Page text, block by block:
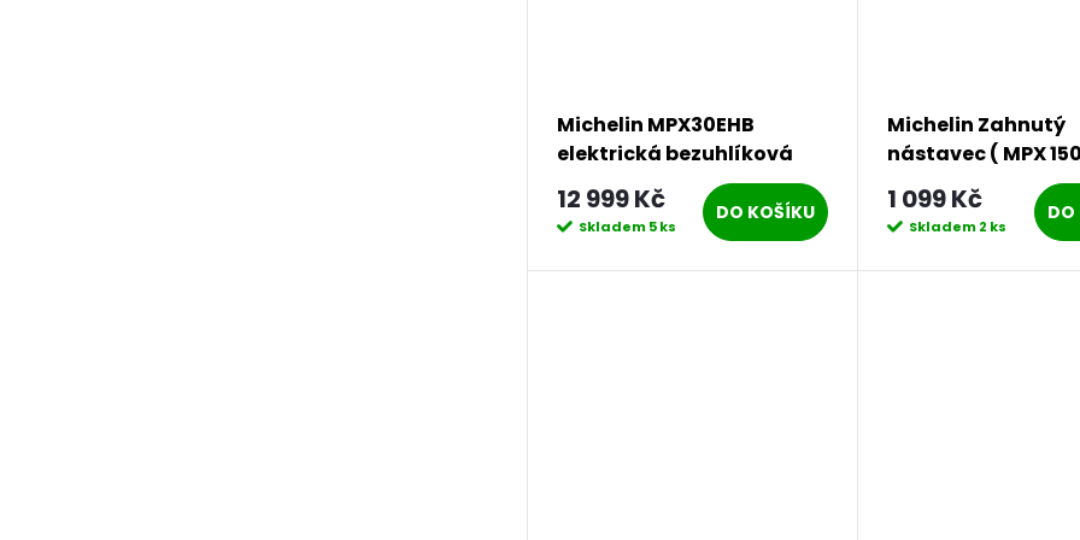
Michelin MPX30EHB
elektrická bezuhlíková
tlaková myčka 180 bar
12 999 Kč
Skladem5 ks
DO KOŠÍKU
Michelin Zahnutý
nástavec ( MPX
1 099 Kč
Skladem2 ks
DO